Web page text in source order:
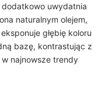
uwydatnia
naturalnym olejem,
głębię koloru
bazę, kontrastując z
najnowsze trendy